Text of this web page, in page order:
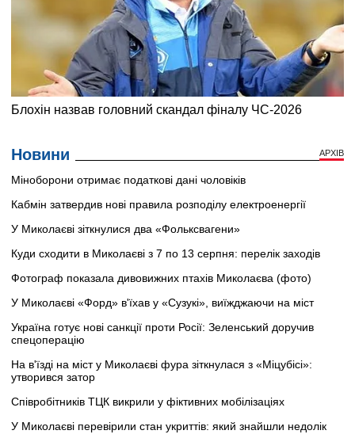
Новини АРХІВ
Міноборони отримає податкові дані чоловіків
Кабмін затвердив нові правила розподілу електроенергії
У Миколаєві зіткнулися два «Фольксвагени»
Куди сходити в Миколаєві з 7 по 13 серпня: перелік заходів
Фотограф показала дивовижних птахів Миколаєва (фото)
У Миколаєві «Форд» в'їхав у «Сузукі», виїжджаючи на міст
Україна готує нові санкції проти Росії: Зеленський доручив
спецоперацію
На в'їзді на міст у Миколаєві фура зіткнулася з «Міцубісі»:
утворився затор
Співробітників ТЦК викрили у фіктивних мобілізаціях
У Миколаєві перевірили стан укриттів: який знайшли недолік